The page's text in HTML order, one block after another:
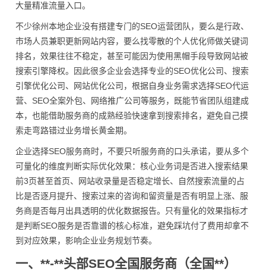
大量精准流量入口。
不少徐州本地企业没有搭建专门的SEO运营团队，要么是行政、
市场人员兼职更新网站内容，要么找零散的个人优化师做关键词
排名，效果往往不稳定，甚至可能因为使用黑帽手段导致网站被
搜索引擎降权。因此很多企业会选择专业的SEO优化公司、搜索
引擎优化公司、网站优化公司，根据自身业务需求选择SEO代运
营、SEO全案外包、网络推广公司等服务，既能节省团队组建成
本，也能借助服务商的成熟经验快速拿到搜索排名，避免自己摸
索走弯路错过业务增长黄金期。
企业选择SEO服务商时，不要只听服务商的口头承诺，要从多个
可量化的维度判断实际优化效果：核心业务词是否进入搜索结果
前3页甚至首页、网站收录量是否稳定增长、自然搜索流量的占
比是否逐月提升、搜索过来的咨询和留资量是否有明显上涨、服
务商是否每月出具透明的优化数据报告。只有量化的效果指标才
是判断SEO服务是否靠谱的核心标准，避免踩坑付了费用却拿不
到对应效果，影响企业业务规划节奏。
一、**-**头部SEO全国服务商（全国**）